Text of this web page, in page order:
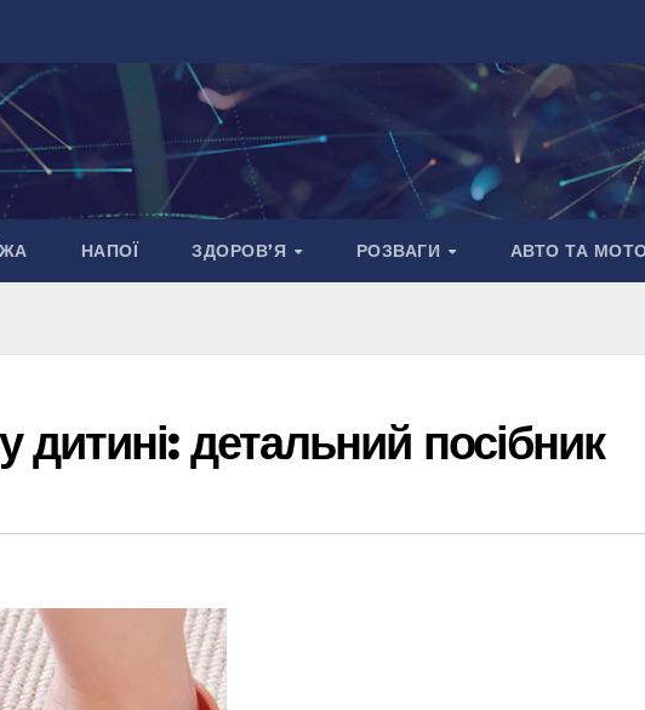
НАПОЇ ЗДОРОВ’Я РОЗВАГИ АВТО ТА
дитині: детальний посібник